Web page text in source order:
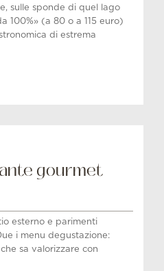
sulle sponde di quel lago
100%» (a 80 o a 115 euro)
di estrema
gourmet
esterno e parimenti
i menu degustazione:
sa valorizzare con